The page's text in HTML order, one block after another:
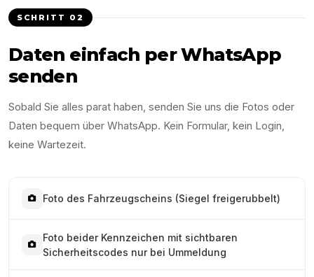
SCHRITT 02
Daten einfach per WhatsApp
senden
Sobald Sie alles parat haben, senden Sie uns die Fotos oder
Daten bequem über WhatsApp. Kein Formular, kein Login,
keine Wartezeit.
Foto des Fahrzeugscheins (Siegel freigerubbelt)
Foto beider Kennzeichen mit sichtbaren
Sicherheitscodes nur bei Ummeldung